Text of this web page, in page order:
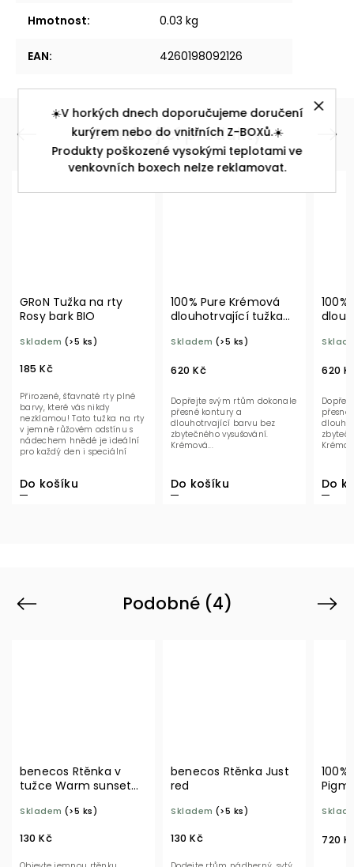
☀️V horkých dnech doporučujeme doručení
kurýrem nebo do vnitřních Z-BOXů.☀️
Produkty poškozené vysokými teplotami ve
venkovních boxech nelze reklamovat.
Hmotnost: 0.03 kg
EAN: 4260198092126
Související produkty
na rty
BIO
(>5 ks)
šťavnaté rty plné
vás nikdy
Tato tužka na rty
odstínu s
hnědé je ideální
den i speciální
100% Pure Krémová
dlouhotrvající tužka
(>5 ks)
Dopřejte svým rtům dokonale
přesné kontury a
dlouhotrvající barvu bez
zbytečného vysušování.
Krémová...
100% Pure
dlouhotrvající
(>5 ks)
Dopřejte svým rtům
přesné kontury a
dlouhotrvající barvu
zbytečného
Next
Podobné (4)
Previous
Rtěnka v
Warm sunset
(>5 ks)
benecos Rtěnka Just
red
Skladem (>5 ks)
100% Pure
Rosehip
Skladem (>5
720 Kč
Next